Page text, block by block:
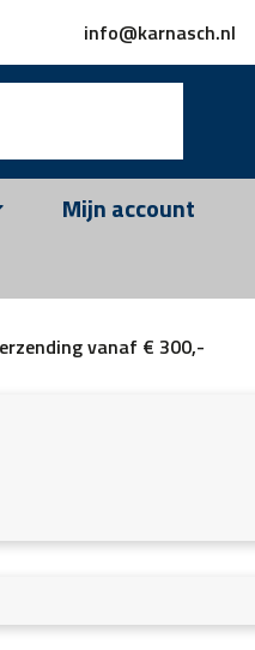
info@karnasch.nl
Mijn account
vanaf € 300,-